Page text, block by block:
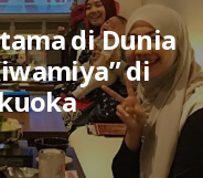
di Dunia
di